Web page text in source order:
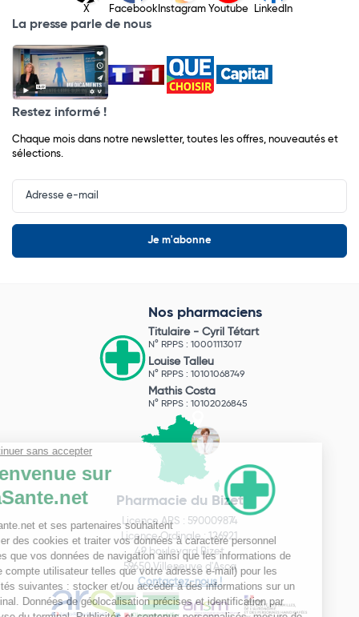
X Facebook Instagram Youtube LinkedIn
La presse parle de nous
Restez informé !
Chaque mois dans notre newsletter, toutes les offres, nouveautés et
sélections.
Input
Newsletter
Nos pharmaciens
Titulaire - Cyril Tétart
N° RPPS : 10001113017
Louise Talleu
N° RPPS : 10101068749
Mathis Costa
N° RPPS : 10102026845
Pharmacie du Bizet
Licence ARS : 590009874
Licence Ordinale : 126921
49 boulevard Bizet
59650 Villeneuve d'Ascq
Contactez-nous !